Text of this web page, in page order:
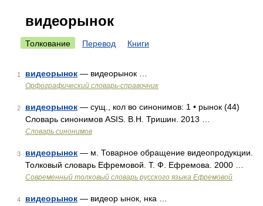
видеорынок
Толкование Перевод Книги
1 видеорынок — видеорынок …
Орфографический словарь-справочник
2 видеорынок — сущ., кол во синонимов: 1 • рынок (44)
Словарь синонимов ASIS. В.Н. Тришин. 2013 …
Словарь синонимов
3 видеорынок — м. Товарное обращение видеопродукции.
Толковый словарь Ефремовой. Т. Ф. Ефремова. 2000 …
Современный толковый словарь русского языка Ефремовой
4 видеорынок — видеор ынок, нка …